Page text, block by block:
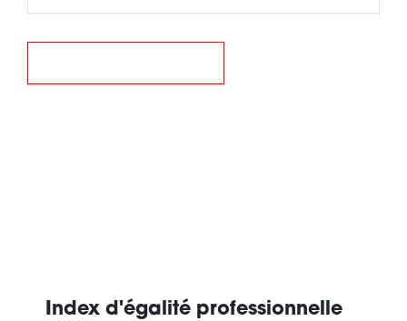
Index d'égalité professionnelle